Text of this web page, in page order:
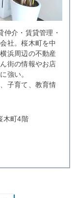
仲介・賃貸管理・
社。桜木町を中
浜周辺の不動産
街の情報やお店
強い。
子育て、教育情
木町4階